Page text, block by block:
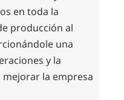
en toda la
producción al
una
y la
la empresa